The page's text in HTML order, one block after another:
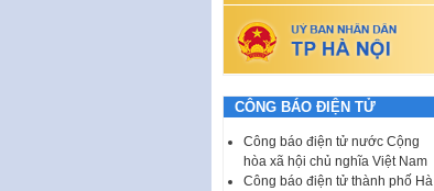
CÔNG BÁO ĐIỆN TỬ
Công báo điện tử nước Cộng
hòa xã hội chủ nghĩa Việt Nam
Công báo điện tử thành phố Hà